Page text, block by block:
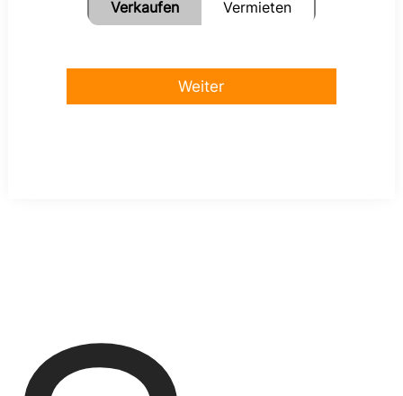
Verkaufen Vermieten
Weiter